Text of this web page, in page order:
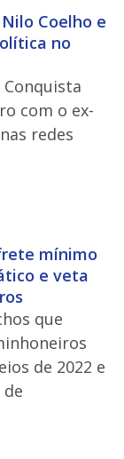
Coelho e
no
com o ex-
redes
mínimo
e veta
que
de 2022 e